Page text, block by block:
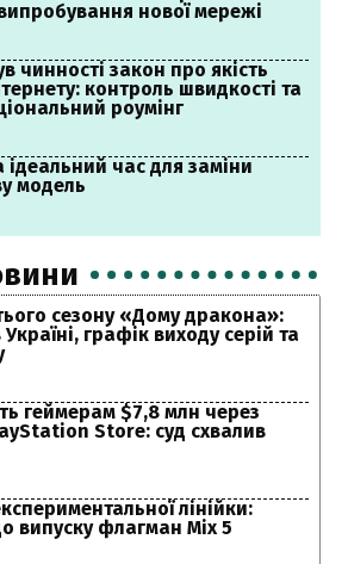
нової мережі
чинності закон про якість
контроль швидкості та
роумінг
ідеальний час для заміни
модель
сезону «Дому дракона»:
графік виходу серій та
геймерам $7,8 млн через
Store: суд схвалив
лінійки:
випуску флагман Mix 5